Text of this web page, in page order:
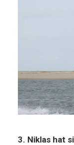
3. Niklas hat